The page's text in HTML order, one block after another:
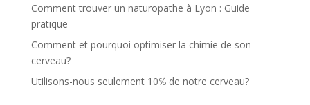
Comment trouver un naturopathe à Lyon : Guide
pratique
Comment et pourquoi optimiser la chimie de son
cerveau?
Utilisons-nous seulement 10℅ de notre cerveau?